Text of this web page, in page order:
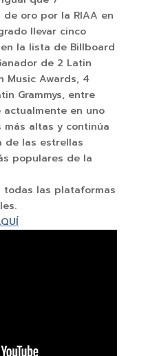
oro por la RIAA en
llevar cinco
la lista de Billboard
de 2 Latin
Music Awards, 4
Grammys, entre
en uno
altas y continúa
de las estrellas
populares de la
todas las plataformas